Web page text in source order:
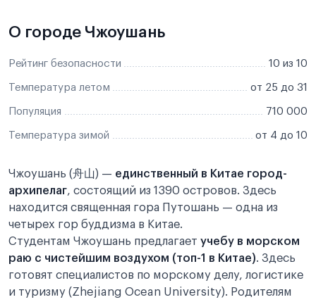
О городе Чжоушань
Рейтинг безопасности 10 из 10
Температура летом от 25 до 31
Популяция 710 000
Температура зимой от 4 до 10
Чжоушань (舟山) — единственный в Китае город-
архипелаг, состоящий из 1390 островов. Здесь
находится священная гора Путошань — одна из
четырех гор буддизма в Китае.
Студентам Чжоушань предлагает учебу в морском
раю с чистейшим воздухом (топ-1 в Китае). Здесь
готовят специалистов по морскому делу, логистике
и туризму (Zhejiang Ocean University). Родителям